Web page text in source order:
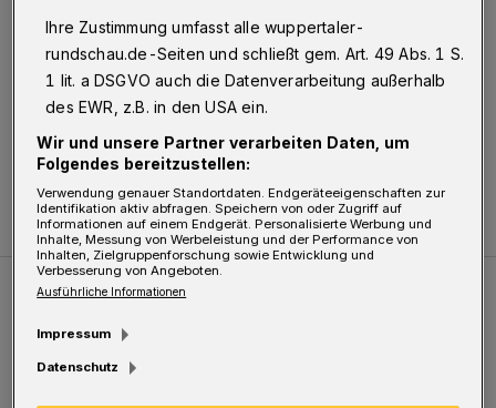
entfalten sich originalgetreu nachgebildete
Straßenszenen aus dem Jahr 1929.
Sommer in der Elberfelder City
Ihre Zustimmung umfasst alle wuppertaler-
rundschau.de-Seiten und schließt gem. Art. 49 Abs. 1 S.
1 lit. a DSGVO auch die Datenverarbeitung außerhalb
des EWR, z.B. in den USA ein.
Wir und unsere Partner verarbeiten Daten, um
Folgendes bereitzustellen:
Verwendung genauer Standortdaten. Endgeräteeigenschaften zur
Identifikation aktiv abfragen. Speichern von oder Zugriff auf
Informationen auf einem Endgerät. Personalisierte Werbung und
Inhalte, Messung von Werbeleistung und der Performance von
Inhalten, Zielgruppenforschung sowie Entwicklung und
Verbesserung von Angeboten.
Ausführliche Informationen
Impressum
Datenschutz